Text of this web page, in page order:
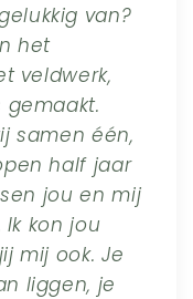
van?
het
veldwerk,
samen één,
half jaar
jou en mij
kon jou
mij ook. Je
liggen, je